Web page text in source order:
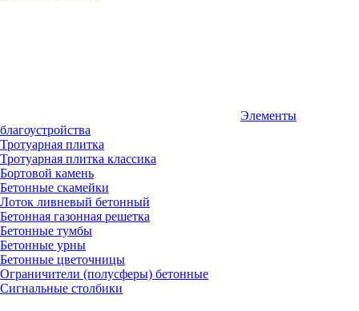
Элементы
благоустройства
Тротуарная плитка
Тротуарная плитка классика
Бортовой камень
Бетонные скамейки
Лоток ливневый бетонный
Бетонная газонная решетка
Бетонные тумбы
Бетонные урны
Бетонные цветочницы
Ограничители (полусферы) бетонные
Сигнальные столбики